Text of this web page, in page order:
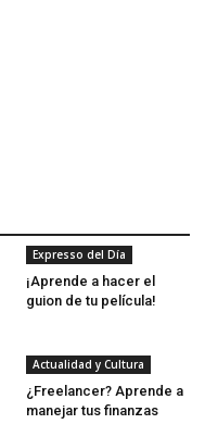
Expresso del Día
¡Aprende a hacer el
guion de tu película!
Actualidad y Cultura
¿Freelancer? Aprende a
manejar tus finanzas